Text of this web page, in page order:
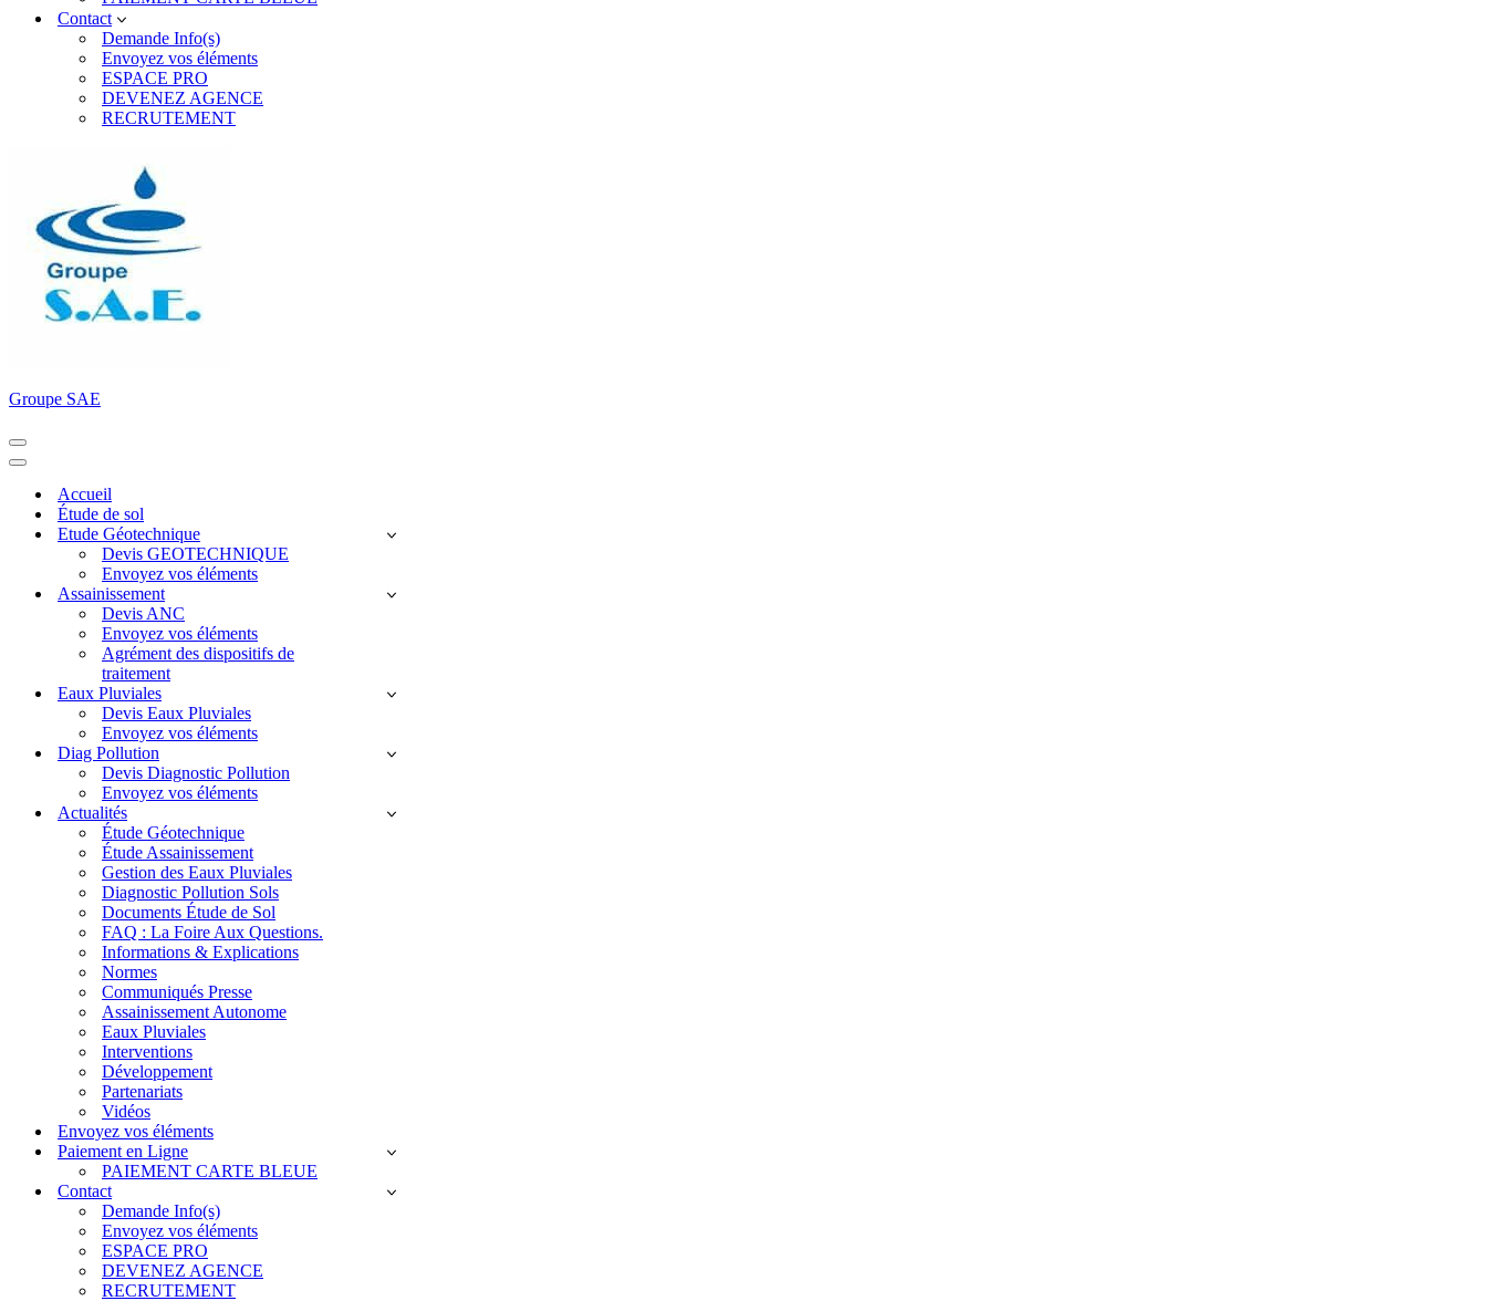
Contact
Demande Info(s)
Envoyez vos éléments
ESPACE PRO
DEVENEZ AGENCE
RECRUTEMENT
Groupe SAE
Menu
de
Menu
navigationAccueil
Étude de sol
Etude Géotechnique
Devis GEOTECHNIQUE
Envoyez vos éléments
Assainissement
Devis ANC
Envoyez vos éléments
Agrément des dispositifs de
traitement
Eaux Pluviales
Devis Eaux Pluviales
Envoyez vos éléments
Diag Pollution
Devis Diagnostic Pollution
Envoyez vos éléments
Actualités
Étude Géotechnique
Étude Assainissement
Gestion des Eaux Pluviales
Diagnostic Pollution Sols
Documents Étude de Sol
FAQ : La Foire Aux Questions.
Informations & Explications
Normes
Communiqués Presse
Assainissement Autonome
Eaux Pluviales
Interventions
Développement
Partenariats
Vidéos
Envoyez vos éléments
Paiement en Ligne
PAIEMENT CARTE BLEUE
Contact
Demande Info(s)
Envoyez vos éléments
ESPACE PRO
DEVENEZ AGENCE
RECRUTEMENT